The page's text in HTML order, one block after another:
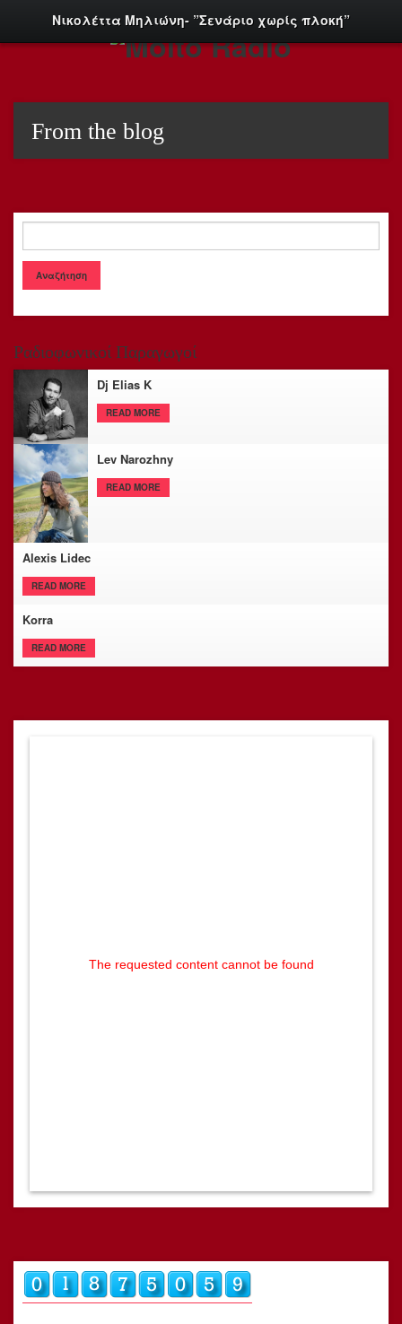
Νικολέττα Μηλιώνη- ”Σενάριο χωρίς πλοκή”
From the blog
Ραδιοφωνικοί Παραγωγοί
Dj Elias K
READ MORE
Lev Narozhny
READ MORE
Alexis Lidec
READ MORE
Korra
READ MORE
The requested content cannot be found